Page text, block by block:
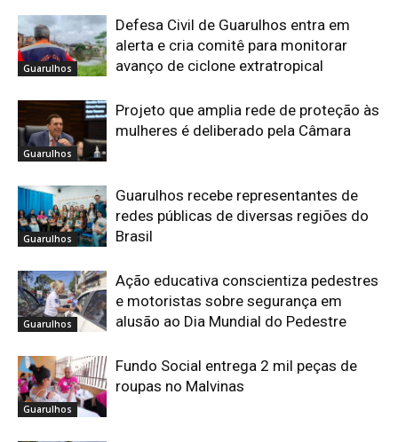
Guarulhos
Defesa Civil de Guarulhos entra em
alerta e cria comitê para monitorar
avanço de ciclone extratropical
Guarulhos
Projeto que amplia rede de proteção às
mulheres é deliberado pela Câmara
Guarulhos
Guarulhos recebe representantes de
redes públicas de diversas regiões do
Brasil
Guarulhos
Ação educativa conscientiza pedestres
e motoristas sobre segurança em
alusão ao Dia Mundial do Pedestre
Guarulhos
Fundo Social entrega 2 mil peças de
roupas no Malvinas